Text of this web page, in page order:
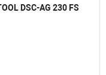
DSC-AG 230 FS